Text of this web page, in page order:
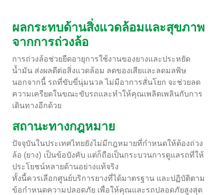
ผลกระทบด้านสิ่งแวดล้อมและสุขภาพ
จากการถ่วงล้อ
การถ่วงล้อช่วยยืดอายุการใช้งานของยางและประหยัด
น้ำมัน ส่งผลดีต่อสิ่งแวดล้อม ลดของเสียและลดมลพิษ
นอกจากนี้ รถที่ขับขี่นุ่มนวล ไม่มีอาการสั่นโยก จะช่วยลด
ความเครียดในขณะขับรถและทำให้คุณเพลิดเพลินกับการ
เดินทางอีกด้วย
สถานะทางกฎหมาย
ปัจจุบันในประเทศไทยยังไม่มีกฎหมายที่กำหนดให้ต้องถ่วง
ล้อ (ยาง) เป็นข้อบังคับ แต่ก็ถือเป็นกระบวนการดูแลรถที่ให้
ประโยชน์หลายด้านอย่างแท้จริง
ทั้งนี้ควรเลือกศูนย์บริการยางที่ได้มาตรฐาน และปฏิบัติตาม
ข้อกำหนดความปลอดภัย เพื่อให้คุณและรถปลอดภัยสูงสุด